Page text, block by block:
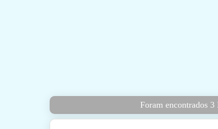
Foram encontrados